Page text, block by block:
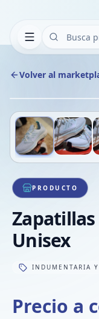
Volver al
1/3
PRODUCTO
Unisex
INDUMENTARIA
Precio a